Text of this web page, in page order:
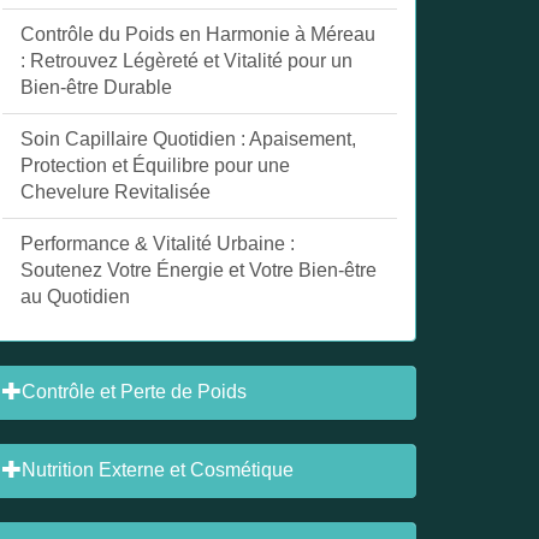
Contrôle du Poids en Harmonie à Méreau
: Retrouvez Légèreté et Vitalité pour un
Bien-être Durable
Soin Capillaire Quotidien : Apaisement,
Protection et Équilibre pour une
Chevelure Revitalisée
Performance & Vitalité Urbaine :
Soutenez Votre Énergie et Votre Bien-être
au Quotidien
Contrôle et Perte de Poids
Nutrition Externe et Cosmétique